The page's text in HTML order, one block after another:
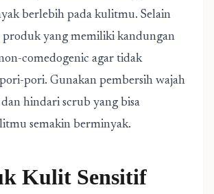
berlebih pada kulitmu. Selain
yang memiliki kandungan
comedogenic agar tidak
pori. Gunakan pembersih wajah
hindari scrub yang bisa
semakin berminyak.
Kulit Sensitif